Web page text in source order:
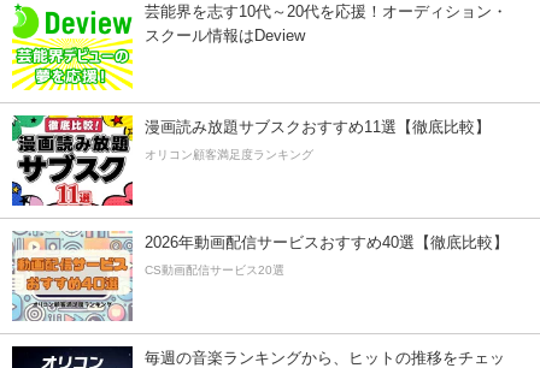
芸能界を志す10代～20代を応援！オーディション・
スクール情報はDeview
漫画読み放題サブスクおすすめ11選【徹底比較】
オリコン顧客満足度ランキング
2026年動画配信サービスおすすめ40選【徹底比較】
CS動画配信サービス20選
毎週の音楽ランキングから、ヒットの推移をチェッ